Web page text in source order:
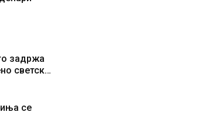
задржа
светско
се